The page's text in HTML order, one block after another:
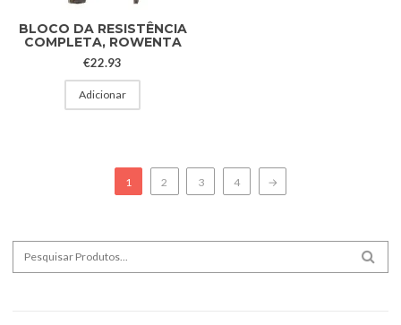
BLOCO DA RESISTÊNCIA
COMPLETA, ROWENTA
€22.93
Adicionar
1 2 3 4 →
Search for: